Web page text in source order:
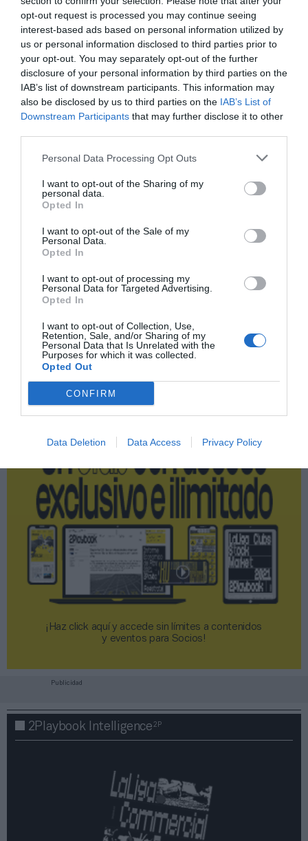
opt-out request is processed you may continue seeing
interest-based ads based on personal information utilized by
us or personal information disclosed to third parties prior to
your opt-out. You may separately opt-out of the further
disclosure of your personal information by third parties on the
IAB’s list of downstream participants. This information may
also be disclosed by us to third parties on the IAB’s List of
Downstream Participants that may further disclose it to other
Personal Data Processing Opt Outs
I want to opt-out of the Sharing of my
personal data.
Opted In
I want to opt-out of the Sale of my
Personal Data.
Opted In
I want to opt-out of processing my
Personal Data for Targeted Advertising.
Opted In
I want to opt-out of Collection, Use,
Retention, Sale, and/or Sharing of my
Personal Data that Is Unrelated with the
Purposes for which it was collected.
Opted Out
CONFIRM
Data Deletion Data Access Privacy Policy
Elche CF
propiedades deportivas y competiciones internacionales,
segmentados por competición, tipología de activos,
marcas, categorías de producto y valor económico
aproximado de cada acuerdo. Si quieres más
información, contacta con nosotros en
intelligence@2playbook.com.
Añadir2Playbookcomo fuente preferida de Google
de forma gratuita
Compartir
Publicidad
2Playbook Club2P
¡Haz click aquí y accede sin límites a contenidos
y eventos para Socios!​​​​​​​
Publicidad
2Playbook Intelligence2P